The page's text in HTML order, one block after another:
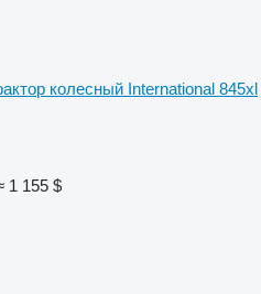
колесный International 845xl
1 155 $